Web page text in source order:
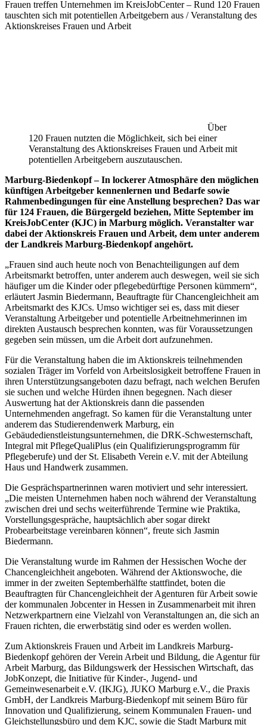
Frauen treffen Unternehmen im KreisJobCenter – Rund 120 Frauen
tauschten sich mit potentiellen Arbeitgebern aus / Veranstaltung des
Aktionskreises Frauen und Arbeit
Über
120 Frauen nutzten die Möglichkeit, sich bei einer
Veranstaltung des Aktionskreises Frauen und Arbeit mit
potentiellen Arbeitgebern auszutauschen.
Marburg-Biedenkopf – In lockerer Atmosphäre den möglichen
künftigen Arbeitgeber kennenlernen und Bedarfe sowie
Rahmenbedingungen für eine Anstellung besprechen? Das war
für 124 Frauen, die Bürgergeld beziehen, Mitte September im
KreisJobCenter (KJC) in Marburg möglich. Veranstalter war
dabei der Aktionskreis Frauen und Arbeit, dem unter anderem
der Landkreis Marburg-Biedenkopf angehört.
„Frauen sind auch heute noch von Benachteiligungen auf dem
Arbeitsmarkt betroffen, unter anderem auch deswegen, weil sie sich
häufiger um die Kinder oder pflegebedürftige Personen kümmern“,
erläutert Jasmin Biedermann, Beauftragte für Chancengleichheit am
Arbeitsmarkt des KJCs. Umso wichtiger sei es, dass mit dieser
Veranstaltung Arbeitgeber und potentielle Arbeitnehmerinnen im
direkten Austausch besprechen konnten, was für Voraussetzungen
gegeben sein müssen, um die Arbeit dort aufzunehmen.
Für die Veranstaltung haben die im Aktionskreis teilnehmenden
sozialen Träger im Vorfeld von Arbeitslosigkeit betroffene Frauen in
ihren Unterstützungsangeboten dazu befragt, nach welchen Berufen
sie suchen und welche Hürden ihnen begegnen. Nach dieser
Auswertung hat der Aktionskreis dann die passenden
Unternehmenden angefragt. So kamen für die Veranstaltung unter
anderem das Studierendenwerk Marburg, ein
Gebäudedienstleistungsunternehmen, die DRK-Schwesternschaft,
Integral mit PflegeQualiPlus (ein Qualifizierungsprogramm für
Pflegeberufe) und der St. Elisabeth Verein e.V. mit der Abteilung
Haus und Handwerk zusammen.
Die Gesprächspartnerinnen waren motiviert und sehr interessiert.
„Die meisten Unternehmen haben noch während der Veranstaltung
zwischen drei und sechs weiterführende Termine wie Praktika,
Vorstellungsgespräche, hauptsächlich aber sogar direkt
Probearbeitstage vereinbaren können“, freute sich Jasmin
Biedermann.
Die Veranstaltung wurde im Rahmen der Hessischen Woche der
Chancengleichheit angeboten. Während der Aktionswoche, die
immer in der zweiten Septemberhälfte stattfindet, boten die
Beauftragten für Chancengleichheit der Agenturen für Arbeit sowie
der kommunalen Jobcenter in Hessen in Zusammenarbeit mit ihren
Netzwerkpartnern eine Vielzahl von Veranstaltungen an, die sich an
Frauen richten, die erwerbstätig sind oder es werden wollen.
Zum Aktionskreis Frauen und Arbeit im Landkreis Marburg-
Biedenkopf gehören der Verein Arbeit und Bildung, die Agentur für
Arbeit Marburg, das Bildungswerk der Hessischen Wirtschaft, das
JobKonzept, die Initiative für Kinder-, Jugend- und
Gemeinwesenarbeit e.V. (IKJG), JUKO Marburg e.V., die Praxis
GmbH, der Landkreis Marburg-Biedenkopf mit seinem Büro für
Innovation und Qualifizierung, seinem Kommunalen Frauen- und
Gleichstellungsbüro und dem KJC, sowie die Stadt Marburg mit